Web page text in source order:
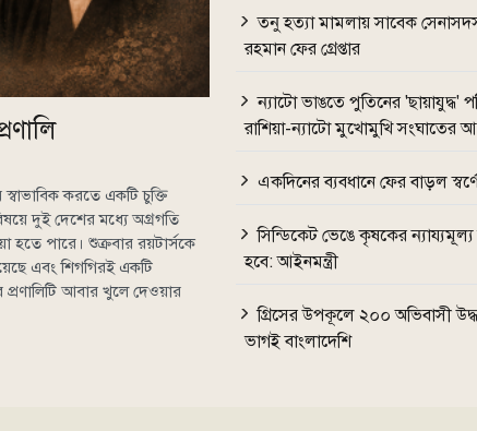
করতে একটি চুক্তি
দুই দেশের মধ্যে অগ্রগতি
পারে। শুক্রবার রয়টার্সকে
এবং শিগগিরই একটি
আবার খুলে দেওয়ার
তনু হত্যা মামলায় সাবেক
রহমান ফের গ্রেপ্তার
ন্যাটো ভাঙতে পুতিনের 'ছায়াযুদ্ধ'
রাশিয়া-ন্যাটো মুখোমুখি সংঘাতের
একদিনের ব্যবধানে ফের বাড়ল
সিন্ডিকেট ভেঙে কৃষকের ন্যায্যমূল্য
হবে: আইনমন্ত্রী
গ্রিসের উপকূলে ২০০ অভিবাসী
ভাগই বাংলাদেশি